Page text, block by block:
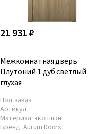
21 931 ₽
Межкомнатная дверь
Плутоний 1 дуб светлый
глухая
Под заказ
Артикул:
Материал: экошпон
Бренд: Aurum Doors